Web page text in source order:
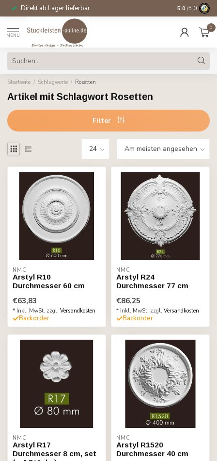
Direkt ab Lager lieferbar 14 Tage
5.0 /5.0
MENU
0
Startseite / Schlagworte / Rosetten
Artikel mit Schlagwort Rosetten
Filter
NMC
Arstyl R10
Durchmesser 60 cm
€63,83
* Inkl. MwSt. zzgl. Versandkosten
Backorder
NMC
Arstyl R24
Durchmesser 77 cm
€86,25
* Inkl. MwSt. zzgl. Versandkosten
Backorder
NMC
Arstyl R17
Durchmesser 8 cm, set
NMC
Arstyl R1520
Durchmesser 40 cm